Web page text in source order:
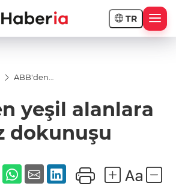
TR
ABB'den
yaz
dokunuşu
yeşil alanlara
dokunuşu